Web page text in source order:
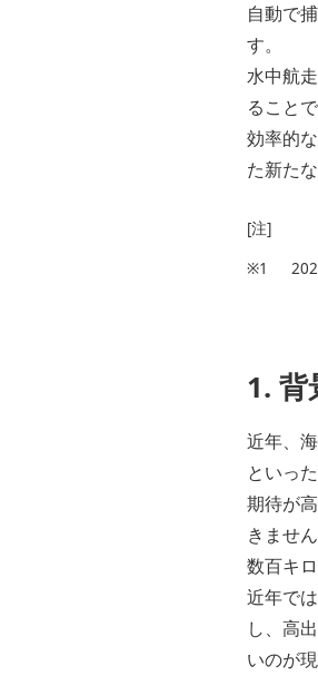
自動で
す。
水中航
ること
効率的
た新た
[注]
※1
1. 背
近年、
といっ
期待が
きませ
数百キ
近年で
し、高
いのが